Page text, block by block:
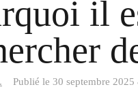
il
Publié le 30 septembre 2025